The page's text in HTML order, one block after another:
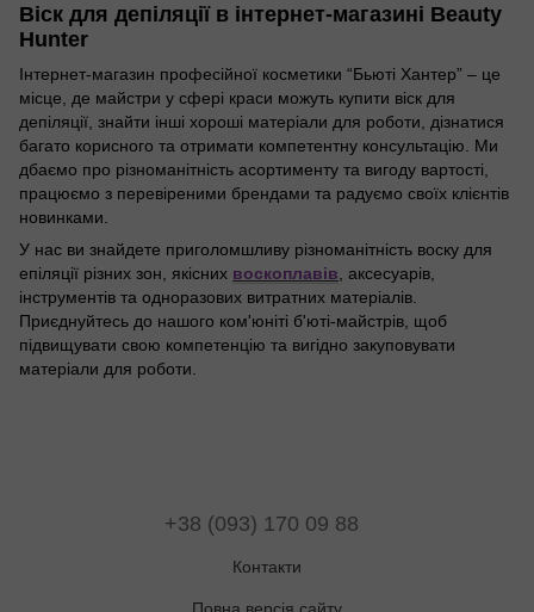
Віск для депіляції в інтернет-магазині Beauty
Hunter
Інтернет-магазин професійної косметики “Бьюті Хантер” – це
місце, де майстри у сфері краси можуть купити віск для
депіляції, знайти інші хороші матеріали для роботи, дізнатися
багато корисного та отримати компетентну консультацію. Ми
дбаємо про різноманітність асортименту та вигоду вартості,
працюємо з перевіреними брендами та радуємо своїх клієнтів
новинками.
У нас ви знайдете приголомшливу різноманітність воску для
епіляції різних зон, якісних воскоплавів , аксесуарів,
інструментів та одноразових витратних матеріалів.
Приєднуйтесь до нашого ком'юніті б'юті-майстрів, щоб
підвищувати свою компетенцію та вигідно закуповувати
матеріали для роботи.
+38 (093) 170 09 88
Контакти